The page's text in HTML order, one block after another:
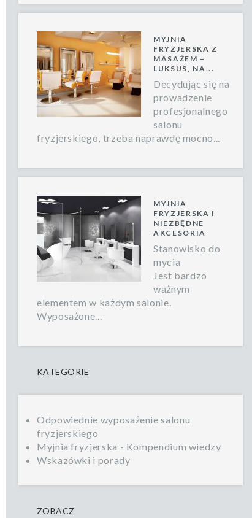
MYJNIA
FRYZJERSKA Z
MASAŻEM –
LUKSUS, NA...
Decydując się na
prowadzenie
profesjonalnego
salonu
fryzjerskiego, trzeba naprawdę mocno...
MYJNIA
FRYZJERSKA I
NIEZBĘDNE
AKCESORIA
Stanowisko do
mycia
Jest bardzo
ważnym
elementem w każdym salonie.
Wyposażone...
KATEGORIE
Odpowiednie wyposażenie salonu
fryzjerskiego
Myjnia fryzjerska - Kompendium wiedzy
Wskazówki i porady
ZOBACZ